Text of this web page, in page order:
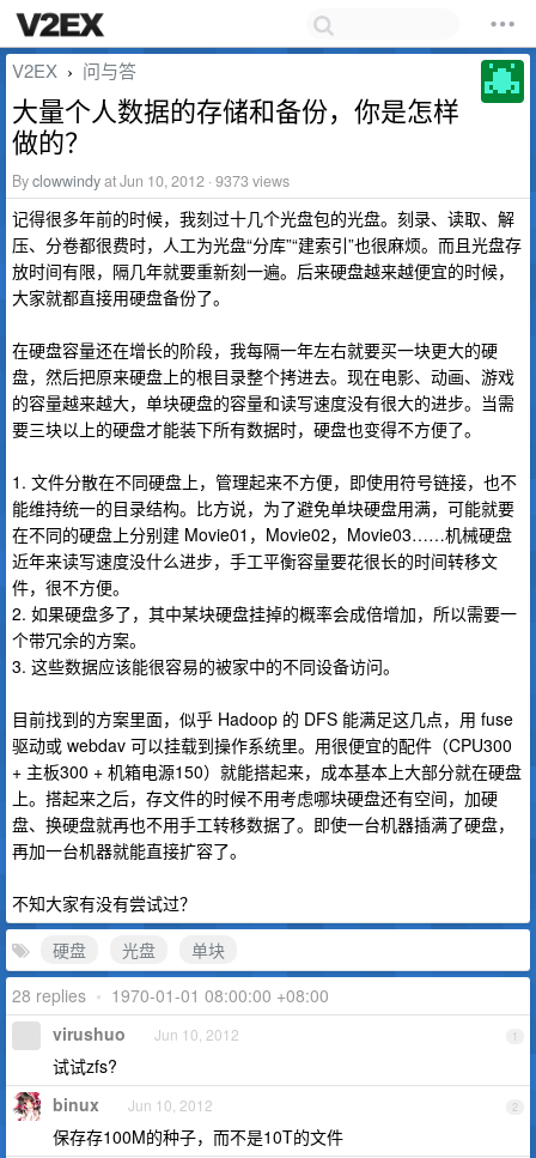
V2EX › 问与答
大量个人数据的存储和备份，你是怎样
做的？
Byclowwindyat Jun 10, 2012 · 9373 views
记得很多年前的时候，我刻过十几个光盘包的光盘。刻录、读取、解
压、分卷都很费时，人工为光盘“分库”“建索引”也很麻烦。而且光盘存
放时间有限，隔几年就要重新刻一遍。后来硬盘越来越便宜的时候，
大家就都直接用硬盘备份了。
在硬盘容量还在增长的阶段，我每隔一年左右就要买一块更大的硬
盘，然后把原来硬盘上的根目录整个拷进去。现在电影、动画、游戏
的容量越来越大，单块硬盘的容量和读写速度没有很大的进步。当需
要三块以上的硬盘才能装下所有数据时，硬盘也变得不方便了。
1. 文件分散在不同硬盘上，管理起来不方便，即使用符号链接，也不
能维持统一的目录结构。比方说，为了避免单块硬盘用满，可能就要
在不同的硬盘上分别建 Movie01，Movie02，Movie03……机械硬盘
近年来读写速度没什么进步，手工平衡容量要花很长的时间转移文
件，很不方便。
2. 如果硬盘多了，其中某块硬盘挂掉的概率会成倍增加，所以需要一
个带冗余的方案。
3. 这些数据应该能很容易的被家中的不同设备访问。
目前找到的方案里面，似乎 Hadoop 的 DFS 能满足这几点，用 fuse
驱动或 webdav 可以挂载到操作系统里。用很便宜的配件（CPU300
+ 主板300 + 机箱电源150）就能搭起来，成本基本上大部分就在硬盘
上。搭起来之后，存文件的时候不用考虑哪块硬盘还有空间，加硬
盘、换硬盘就再也不用手工转移数据了。即使一台机器插满了硬盘，
再加一台机器就能直接扩容了。
不知大家有没有尝试过？
硬盘
光盘
单块
28 replies • 1970-01-01 08:00:00 +08:00
1
virushuo Jun 10, 2012
试试zfs?
2
binux Jun 10, 2012
保存存100M的种子，而不是10T的文件